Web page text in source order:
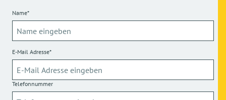
Name*
E-Mail Adresse*
Telefonnummer